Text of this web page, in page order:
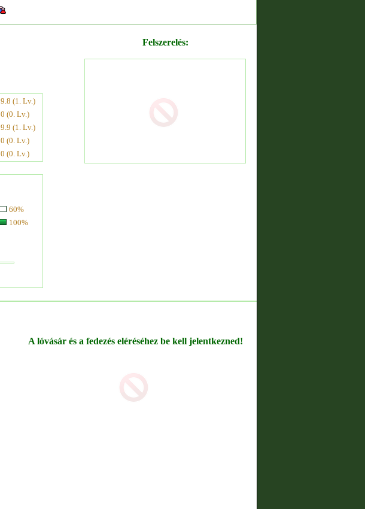
9.8 (1. Lv.)
0 (0. Lv.)
9.9 (1. Lv.)
0 (0. Lv.)
0 (0. Lv.)
60%
100%
Felszerelés:
A lóvásár és a fedezés eléréséhez be kell jelentkezned!